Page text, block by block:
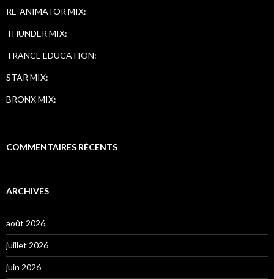
RE-ANIMATOR MIX:
THUNDER MIX:
TRANCE EDUCATION:
STAR MIX:
BRONX MIX:
COMMENTAIRES RÉCENTS
ARCHIVES
août 2026
juillet 2026
juin 2026